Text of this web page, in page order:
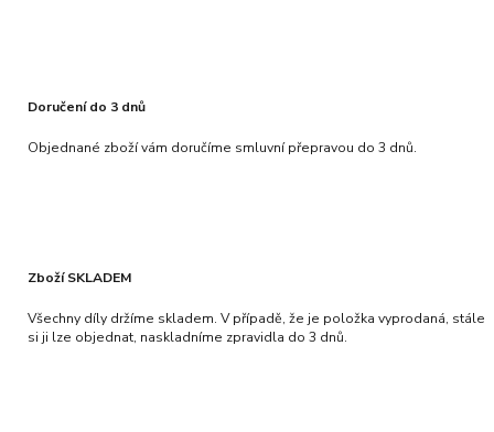
Doručení do 3 dnů
Objednané zboží vám doručíme smluvní přepravou do 3 dnů.
Zboží SKLADEM
Všechny díly držíme skladem. V případě, že je položka vyprodaná, stále
si ji lze objednat, naskladníme zpravidla do 3 dnů.